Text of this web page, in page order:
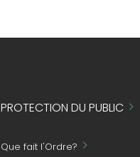
PROTECTION DU PUBLIC
Que fait l'Ordre?